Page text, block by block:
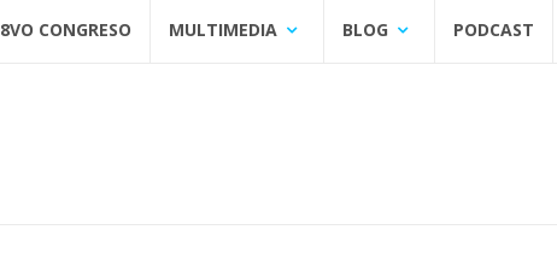
8VO CONGRESO MULTIMEDIA BLOG PODCAST